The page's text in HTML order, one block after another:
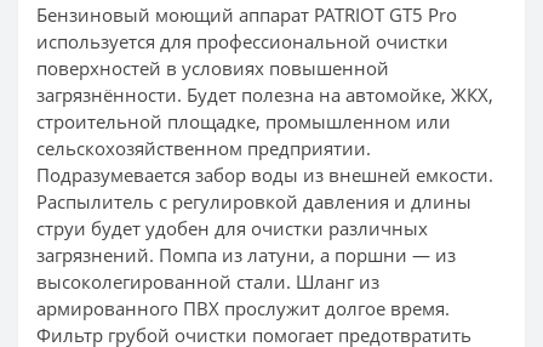
Бензиновый моющий аппарат PATRIOT GT5 Pro
используется для профессиональной очистки
поверхностей в условиях повышенной
загрязнённости. Будет полезна на автомойке, ЖКХ,
строительной площадке, промышленном или
сельскохозяйственном предприятии.
Подразумевается забор воды из внешней емкости.
Распылитель с регулировкой давления и длины
струи будет удобен для очистки различных
загрязнений. Помпа из латуни, а поршни — из
высоколегированной стали. Шланг из
армированного ПВХ прослужит долгое время.
Фильтр грубой очистки помогает предотвратить